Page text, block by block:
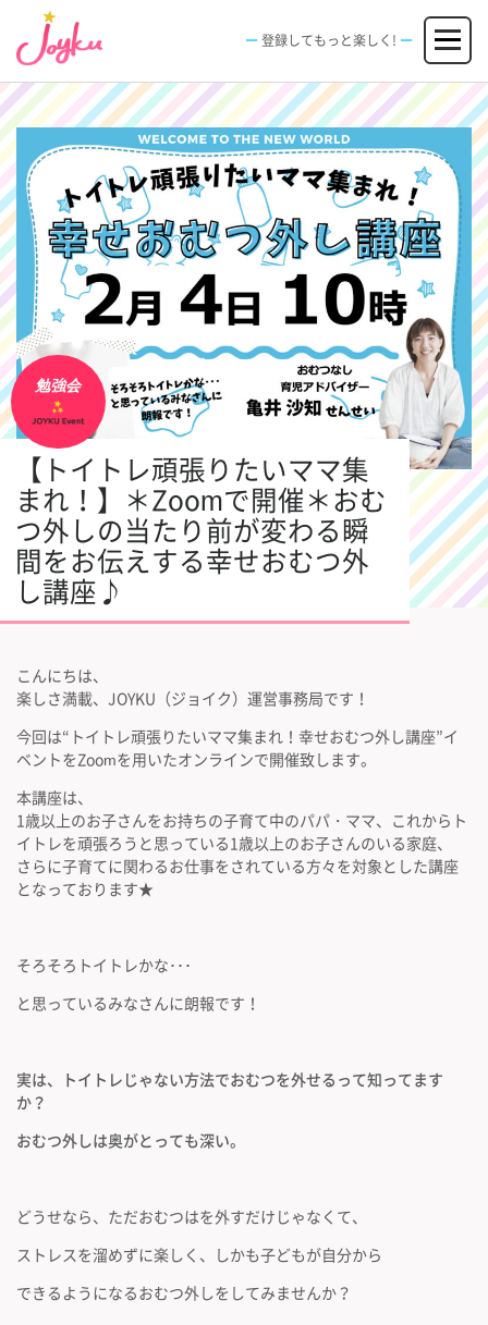
ン
ツ
へ
ス
キ
ッ
プ
メニュー
JOBS
求人情報
FACILITIES
施設
SPECIAL
エンタメ特典
EVENT
イベント
新規登録 ログイン
登録してもっと楽しく!
【トイトレ頑張りたいママ集
まれ！】＊Zoomで開催＊おむ
つ外しの当たり前が変わる瞬
間をお伝えする幸せおむつ外
し講座♪
勉強会
こんにちは、
楽しさ満載、JOYKU（ジョイク）運営事務局です！
今回は“トイトレ頑張りたいママ集まれ！幸せおむつ外し講座”イ
ベントをZoomを用いたオンラインで開催致します。
本講座は、
1歳以上のお子さんをお持ちの子育て中のパパ・ママ、これからト
イトレを頑張ろうと思っている1歳以上のお子さんのいる家庭、
さらに子育てに関わるお仕事をされている方々を対象とした講座
となっております★
そろそろトイトレかな･･･
と思っているみなさんに朗報です！
実は、トイトレじゃない方法でおむつを外せるって知ってます
か？
おむつ外しは奥がとっても深い。
どうせなら、ただおむつはを外すだけじゃなくて、
ストレスを溜めずに楽しく、しかも子どもが自分から
できるようになるおむつ外しをしてみませんか？